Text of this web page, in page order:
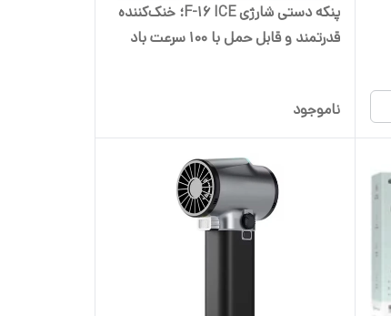
پنکه دستی شارژی F-16 ICE؛ خنک‌کننده
قدرتمند و قابل حمل با 100 سرعت باد
ناموجود